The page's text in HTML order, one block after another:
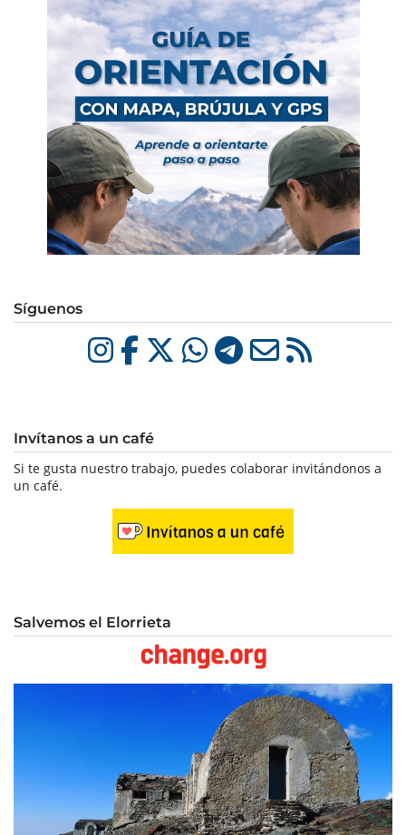
Síguenos
Invítanos a un café
Si te gusta nuestro trabajo, puedes colaborar invitándonos a
un café.
Salvemos el Elorrieta